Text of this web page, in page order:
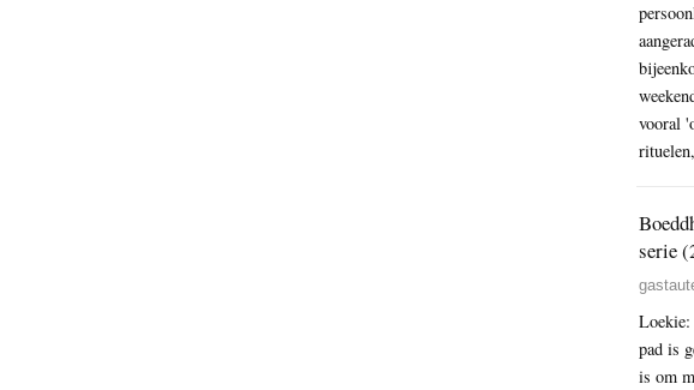
vooral
serie
pad is
is om